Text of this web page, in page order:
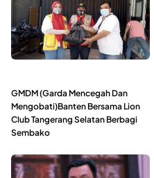
GMDM (Garda Mencegah Dan
Mengobati)Banten Bersama Lion
Club Tangerang Selatan Berbagi
Sembako